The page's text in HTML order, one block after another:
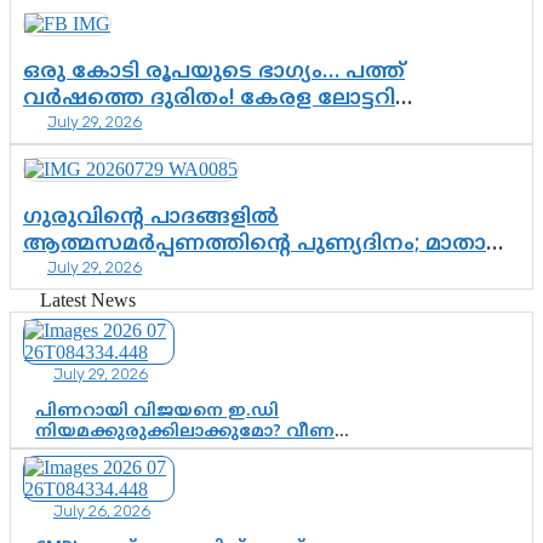
വിഷവിത്ത്: ഗോകുലം ഗോപാലൻ
ഒരു കോടി രൂപയുടെ ഭാഗ്യം… പത്ത്
വർഷത്തെ ദുരിതം! കേരള ലോട്ടറി
സംവിധാനത്തെ ചോദ്യം ചെയ്ത് കോയയുടെ
പോരാട്ടം
July 29, 2026
ഗുരുവിന്റെ പാദങ്ങളിൽ
ആത്മസമർപ്പണത്തിന്റെ പുണ്യദിനം; മാതാ
അമൃതാനന്ദമയി മഠത്തിൽ ഭക്തിസാന്ദ്രമായി
ഗുരുപൂർണിമ ആഘോഷം
July 29, 2026
Latest News
July 29, 2026
പിണറായി വിജയനെ ഇ.ഡി
നിയമക്കുരുക്കിലാക്കുമോ? വീണ
വിജയൻ മാപ്പുസാക്ഷിയാകുമോ?
കർത്തയുടെ മൊഴി നിർണായക
വഴിത്തിരിവാകുമോ?
July 26, 2026